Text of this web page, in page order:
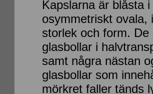
Kapslarna är blåsta
osymmetriskt ovala,
storlek och form. De
glasbollar i
samt några nästan
glasbollar som
mörkret faller tänds